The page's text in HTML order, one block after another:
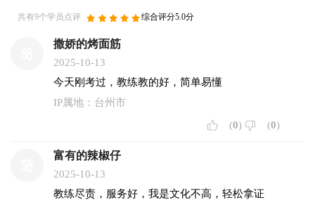
共有9个学员点评 综合评分5.0分
撒娇的烤面筋
2025-10-13
今天刚考过，教练教的好，简单易懂
IP属地：台州市
(0) (0)
富有的辣椒仔
2025-10-13
教练尽责，服务好，我是文化不高，轻松拿证